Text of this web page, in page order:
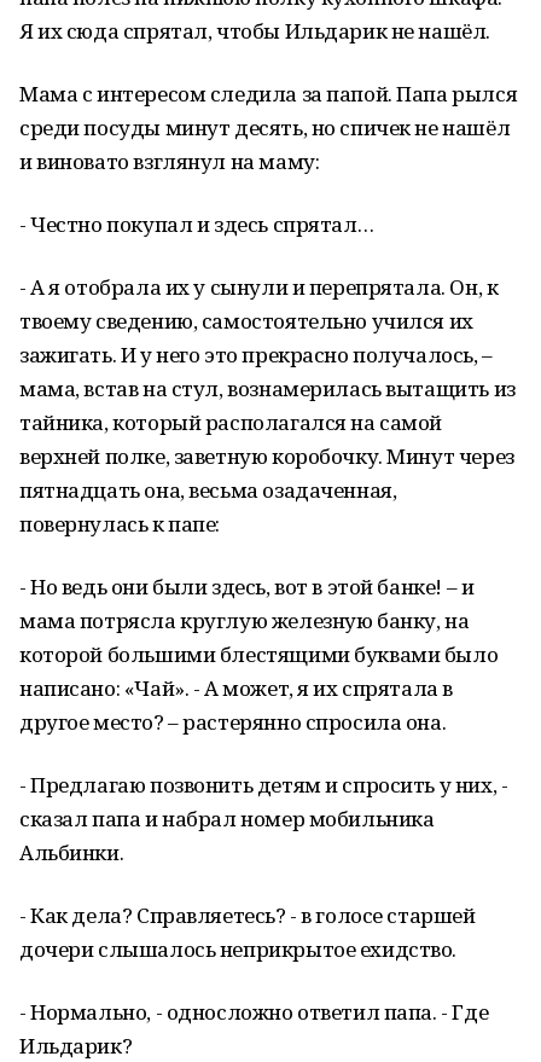
Я их сюда спрятал, чтобы Ильдарик не нашёл.
Мама с интересом следила за папой. Папа рылся
среди посуды минут десять, но спичек не нашёл
и виновато взглянул на маму:
- Честно покупал и здесь спрятал…
- А я отобрала их у сынули и перепрятала. Он, к
твоему сведению, самостоятельно учился их
зажигать. И у него это прекрасно получалось, –
мама, встав на стул, вознамерилась вытащить из
тайника, который располагался на самой
верхней полке, заветную коробочку. Минут через
пятнадцать она, весьма озадаченная,
повернулась к папе:
- Но ведь они были здесь, вот в этой банке! – и
мама потрясла круглую железную банку, на
которой большими блестящими буквами было
написано: «Чай». - А может, я их спрятала в
другое место? – растерянно спросила она.
- Предлагаю позвонить детям и спросить у них, -
сказал папа и набрал номер мобильника
Альбинки.
- Как дела? Справляетесь? - в голосе старшей
дочери слышалось неприкрытое ехидство.
- Нормально, - односложно ответил папа. - Где
Ильдарик?